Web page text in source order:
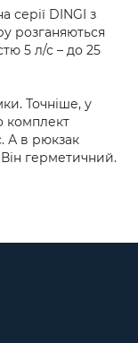
серії DINGI з
розганяються
5 л/с – до 25
Точніше, у
комплект
А в рюкзак
герметичний.